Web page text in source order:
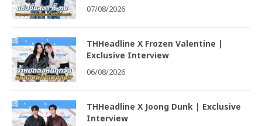
07/08/2026
THHeadline X Frozen Valentine |
Exclusive Interview
06/08/2026
THHeadline X Joong Dunk | Exclusive
Interview